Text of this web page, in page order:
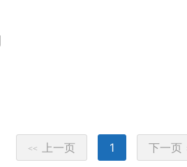
<< 上一页 1 下一页